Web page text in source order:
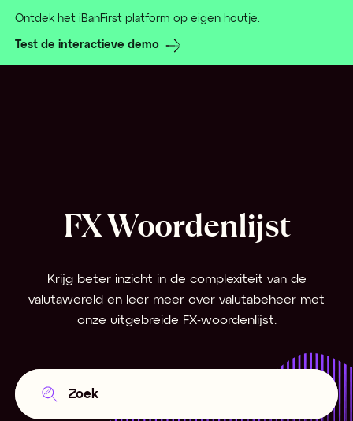
Ontdek het iBanFirst platform op eigen houtje.
Test de interactieve demo
FX Woordenlijst
Krijg beter inzicht in de complexiteit van de
valutawereld en leer meer over valutabeheer met
onze uitgebreide FX-woordenlijst.